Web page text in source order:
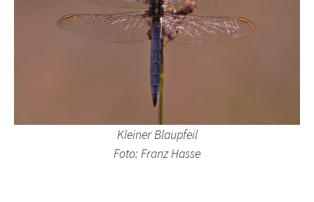
Kleiner Blaupfeil
Foto: Franz Hasse